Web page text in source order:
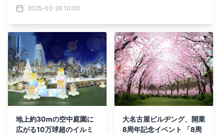
2025-02-26 10:00
地上約30mの空中庭園に
広がる10万球超のイルミ
大名古屋ビルヂング、開業
8周年記念イベント 「8周